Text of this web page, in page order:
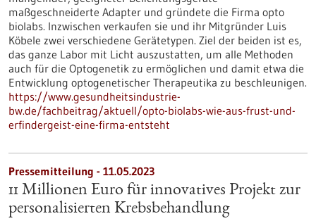
maßgeschneiderte Adapter und gründete die Firma opto
biolabs. Inzwischen verkaufen sie und ihr Mitgründer Luis
Köbele zwei verschiedene Gerätetypen. Ziel der beiden ist es,
das ganze Labor mit Licht auszustatten, um alle Methoden
auch für die Optogenetik zu ermöglichen und damit etwa die
Entwicklung optogenetischer Therapeutika zu beschleunigen.
https://www.gesundheitsindustrie-
bw.de/fachbeitrag/aktuell/opto-biolabs-wie-aus-frust-und-
erfindergeist-eine-firma-entsteht
Pressemitteilung - 11.05.2023
11 Millionen Euro für innovatives Projekt zur
personalisierten Krebsbehandlung